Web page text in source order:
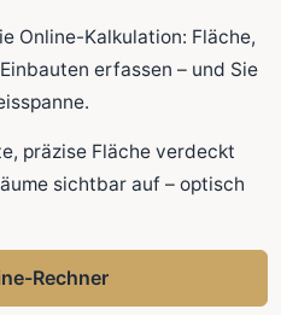
Online-Kalkulation: Fläche,
erfassen – und Sie
präzise Fläche verdeckt
sichtbar auf – optisch
Rechner